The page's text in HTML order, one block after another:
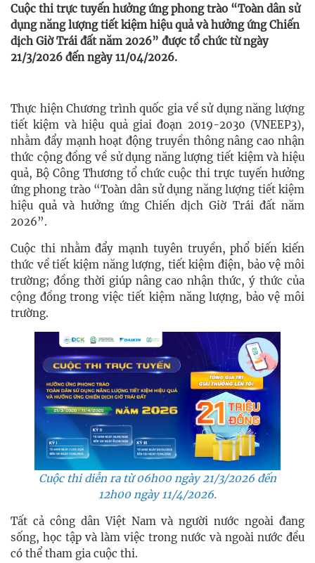
Cuộc thi trực tuyến hưởng ứng phong trào “Toàn dân sử
dụng năng lượng tiết kiệm hiệu quả và hưởng ứng Chiến
dịch Giờ Trái đất năm 2026” được tổ chức từ ngày
21/3/2026 đến ngày 11/04/2026.
Thực hiện Chương trình quốc gia về sử dụng năng lượng
tiết kiệm và hiệu quả giai đoạn 2019-2030 (VNEEP3),
nhằm đẩy mạnh hoạt động truyền thông nâng cao nhận
thức cộng đồng về sử dụng năng lượng tiết kiệm và hiệu
quả, Bộ Công Thương tổ chức cuộc thi trực tuyến hưởng
ứng phong trào “Toàn dân sử dụng năng lượng tiết kiệm
hiệu quả và hưởng ứng Chiến dịch Giờ Trái đất năm
2026”.
Cuộc thi nhằm đẩy mạnh tuyên truyền, phổ biến kiến
thức về tiết kiệm năng lượng, tiết kiệm điện, bảo vệ môi
trường; đồng thời giúp nâng cao nhận thức, ý thức của
cộng đồng trong việc tiết kiệm năng lượng, bảo vệ môi
trường.
Cuộc thi diễn ra từ 06h00 ngày 21/3/2026 đến
12h00 ngày 11/4/2026.
Tất cả công dân Việt Nam và người nước ngoài đang
sống, học tập và làm việc trong nước và ngoài nước đều
có thể tham gia cuộc thi.